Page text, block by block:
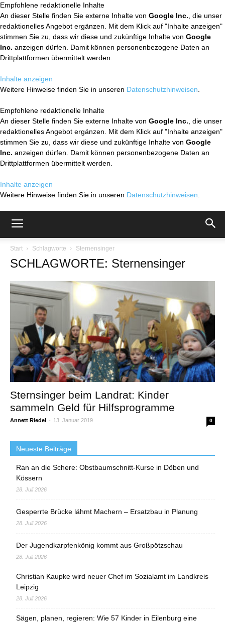
Empfohlene redaktionelle Inhalte
An dieser Stelle finden Sie externe Inhalte von Google Inc. , die unser
redaktionelles Angebot ergänzen. Mit dem Klick auf "Inhalte anzeigen"
stimmen Sie zu, dass wir diese und zukünftige Inhalte von Google
Inc. anzeigen dürfen. Damit können personenbezogene Daten an
Drittplattformen übermittelt werden.
Inhalte anzeigen
Weitere Hinweise finden Sie in unseren Datenschutzhinweisen
Empfohlene redaktionelle Inhalte
An dieser Stelle finden Sie externe Inhalte von Google Inc. , die unser
redaktionelles Angebot ergänzen. Mit dem Klick auf "Inhalte anzeigen"
stimmen Sie zu, dass wir diese und zukünftige Inhalte von Google
Inc. anzeigen dürfen. Damit können personenbezogene Daten an
Drittplattformen übermittelt werden.
Inhalte anzeigen
Weitere Hinweise finden Sie in unseren Datenschutzhinweisen
Start Schlagworte Sternensinger
SCHLAGWORTE: Sternensinger
Sternsinger beim Landrat: Kinder
sammeln Geld für Hilfsprogramme
Annett Riedel - 13. Januar 2019 0
Neueste Beiträge
Ran an die Schere: Obstbaumschnitt-Kurse in Döben und
Kössern
28. Juli 2026
Gesperrte Brücke lähmt Machern – Ersatzbau in Planung
28. Juli 2026
Der Jugendkarpfenkönig kommt aus Großpötzschau
28. Juli 2026
Christian Kaupke wird neuer Chef im Sozialamt im Landkreis
Leipzig
28. Juli 2026
Sägen, planen, regieren: Wie 57 Kinder in Eilenburg eine